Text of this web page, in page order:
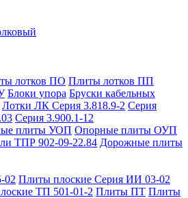
лотков ПО Плиты лотков ПП
Блоки упора Бруски кабельных
Лотки ЛК Серия 3.818.9-2 Серия
Серия 3.900.1-12
плиты УОП Опорные плиты ОУП
ТПР 902-09-22.84 Дорожные плиты
02 Плиты плоские Серия ИИ 03-02
ТП 501-01-2 Плиты ПТ Плиты